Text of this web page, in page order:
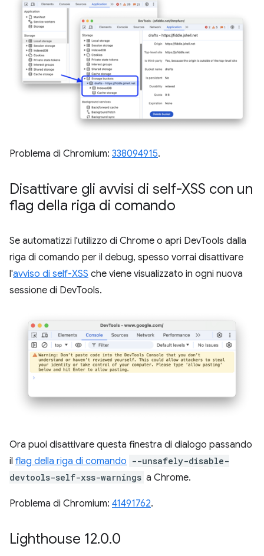
Problema di Chromium: 338094915.
Disattivare gli avvisi di self-XSS con un
flag della riga di comando
Se automatizzi l'utilizzo di Chrome o apri DevTools dalla
riga di comando per il debug, spesso vorrai disattivare
l'avviso di self-XSS che viene visualizzato in ogni nuova
sessione di DevTools.
Ora puoi disattivare questa finestra di dialogo passando
il flag della riga di comando --unsafely-disable-
devtools-self-xss-warnings a Chrome.
Problema di Chromium: 41491762.
Lighthouse 12.0.0